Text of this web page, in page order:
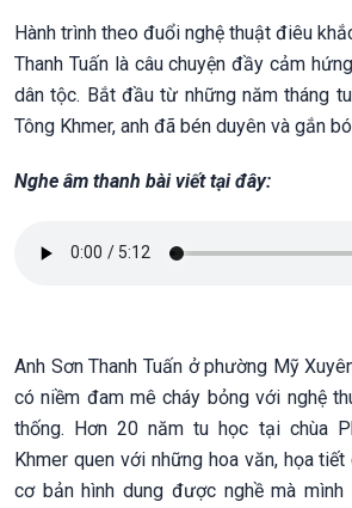
Hành trình theo đuổi nghệ thuật điêu
Thanh Tuấn là câu chuyện đầy cảm
dân tộc. Bắt đầu từ những năm tháng
Tông Khmer, anh đã bén duyên và gắn
Nghe âm thanh bài viết tại đây:
Anh Sơn Thanh Tuấn ở phường Mỹ
có niềm đam mê cháy bỏng với nghệ
thống. Hơn 20 năm tu học tại chùa
Khmer quen với những hoa văn, họa
cơ bản hình dung được nghề mà